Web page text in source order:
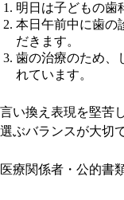
明日は子どもの歯
本日午前中に歯の
だきます。
歯の治療のため、
れています。
言い換え表現を堅苦
選ぶバランスが大切
医療関係者・公的書